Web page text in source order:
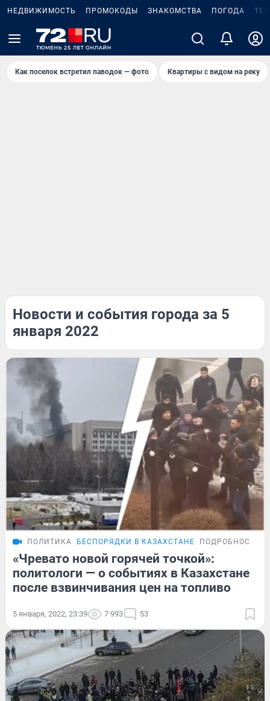
НЕДВИЖИМОСТЬ ПРОМОКОДЫ ЗНАКОМСТВА ПОГОДА
Как поселок встретил паводок — фото Квартиры с видом на реку
Новости и события города за 5
января 2022
ПОЛИТИКА БЕСПОРЯДКИ В КАЗАХСТАНЕ ПОДРОБНОСТИ
«Чревато новой горячей точкой»:
политологи — о событиях в Казахстане
после взвинчивания цен на топливо
5 января, 2022, 23:39 7 993 53